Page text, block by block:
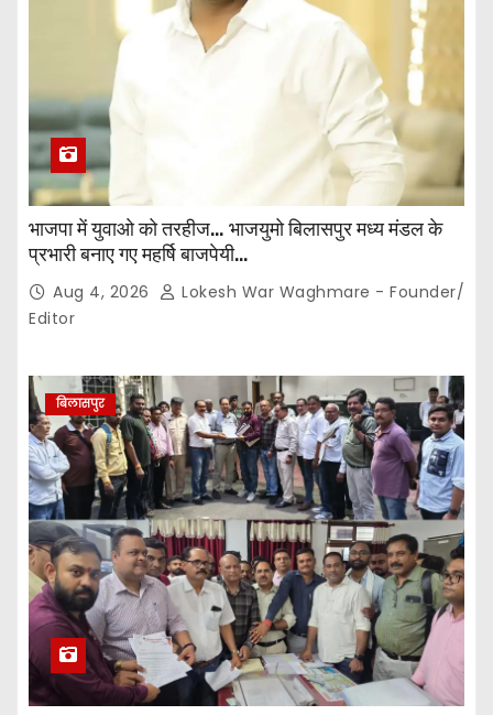
भाजपा में युवाओ को तरहीज… भाजयुमो बिलासपुर मध्य मंडल के
प्रभारी बनाए गए महर्षि बाजपेयी…
Aug 4, 2026
Lokesh War Waghmare - Founder/
Editor
बिलासपुर